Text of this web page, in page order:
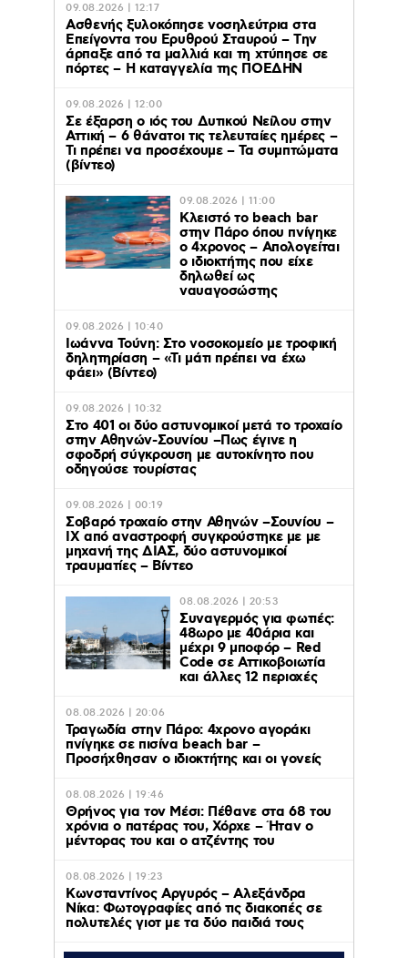
09.08.2026 | 12:17
Ασθενής ξυλοκόπησε νοσηλεύτρια στα
Επείγοντα του Ερυθρού Σταυρού – Tην
άρπαξε από τα μαλλιά και τη χτύπησε σε
πόρτες – Η καταγγελία της ΠΟΕΔΗΝ
09.08.2026 | 12:00
Σε έξαρση ο ιός του Δυτικού Νείλου στην
Αττική – 6 θάνατοι τις τελευταίες ημέρες –
Τι πρέπει να προσέχουμε – Τα συμπτώματα
(βίντεο)
09.08.2026 | 11:00
Κλειστό το beach bar
στην Πάρο όπου πνίγηκε
ο 4χρονος – Απολογείται
ο ιδιοκτήτης που είχε
δηλωθεί ως
ναυαγοσώστης
09.08.2026 | 10:40
Ιωάννα Τούνη: Στο νοσοκομείο με τροφική
δηλητηρίαση – «Τι μάτι πρέπει να έχω
φάει» (Βίντεο)
09.08.2026 | 10:32
Στο 401 οι δύο αστυνομικοί μετά το τροχαίο
στην Αθηνών-Σουνίου –Πως έγινε η
σφοδρή σύγκρουση με αυτοκίνητο που
οδηγούσε τουρίστας
09.08.2026 | 00:19
Σοβαρό τροχαίο στην Αθηνών –Σουνίου –
ΙΧ από αναστροφή συγκρούστηκε με με
μηχανή της ΔΙΑΣ, δύο αστυνομικοί
τραυματίες – Βίντεο
08.08.2026 | 20:53
Συναγερμός για φωτιές:
48ωρο με 40άρια και
μέχρι 9 μποφόρ – Red
Code σε Αττικοβοιωτία
και άλλες 12 περιοχές
08.08.2026 | 20:06
Τραγωδία στην Πάρο: 4χρονο αγοράκι
πνίγηκε σε πισίνα beach bar –
Προσήχθησαν ο ιδιοκτήτης και οι γονείς
08.08.2026 | 19:46
Θρήνος για τον Μέσι: Πέθανε στα 68 του
χρόνια ο πατέρας του, Χόρχε – Ήταν ο
μέντορας του και ο ατζέντης του
08.08.2026 | 19:23
Κωνσταντίνος Αργυρός – Αλεξάνδρα
Νίκα: Φωτογραφίες από τις διακοπές σε
πολυτελές γιοτ με τα δύο παιδιά τους